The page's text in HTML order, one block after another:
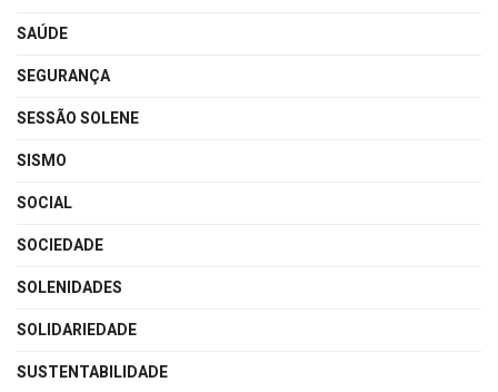
SAÚDE
SEGURANÇA
SESSÃO SOLENE
SISMO
SOCIAL
SOCIEDADE
SOLENIDADES
SOLIDARIEDADE
SUSTENTABILIDADE